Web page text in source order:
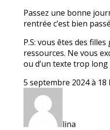
Passez une bonne
rentrée c’est bien
P.S: vous êtes des
ressources. Ne vous
ou d’un texte trop long
5 septembre 2024 à 18
lina